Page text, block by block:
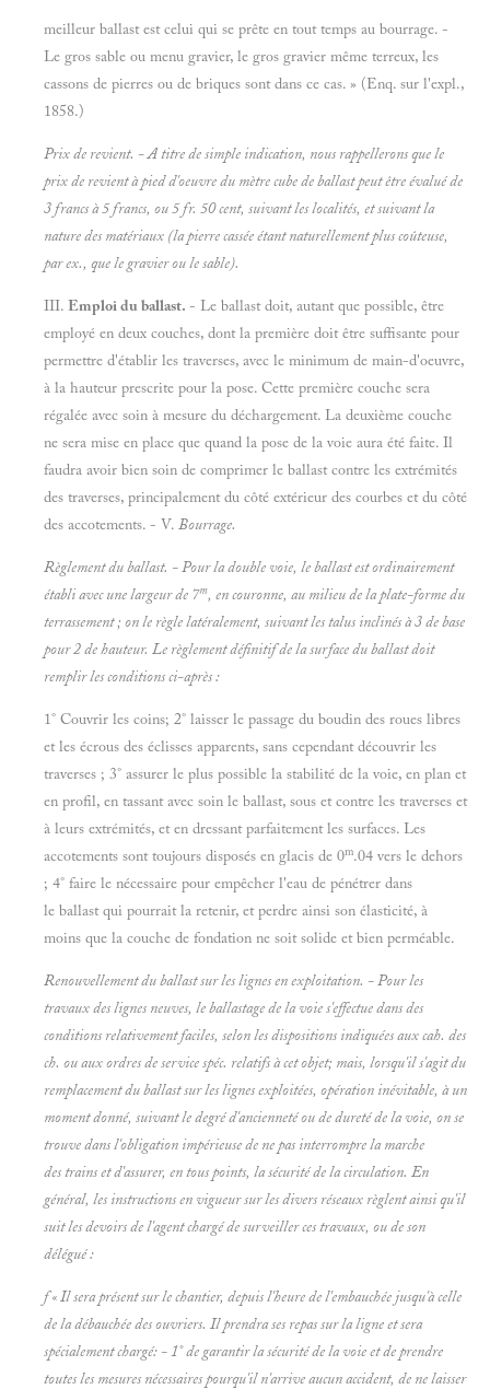
meilleur ballast est celui qui se prête en tout temps au bourrage. -
Le gros sable ou menu gravier, le gros gravier même terreux, les
cassons de pierres ou de briques sont dans ce cas. » (Enq. sur l'expl.,
1858.)
Prix de revient. - A titre de simple indication, nous rappellerons que le
prix de revient à pied d'oeuvre du mètre cube de ballast peut être évalué de
3 francs à 5 francs, ou 5 fr. 50 cent, suivant les localités, et suivant la
nature des matériaux (la pierre cassée étant naturellement plus coûteuse,
par ex., que le gravier ou le sable).
III. Emploi du ballast. - Le ballast doit, autant que possible, être
employé en deux couches, dont la première doit être suffisante pour
permettre d'établir les traverses, avec le minimum de main-d'oeuvre,
à la hauteur prescrite pour la pose. Cette première couche sera
régalée avec soin à mesure du déchargement. La deuxième couche
ne sera mise en place que quand la pose de la voie aura été faite. Il
faudra avoir bien soin de comprimer le ballast contre les extrémités
des traverses, principalement du côté extérieur des courbes et du côté
des accotements. - V. Bourrage.
Règlementduballast. - Pour la double voie, le ballast est ordinairement
établi avec une largeur de 7m, en couronne, au milieu de la plate-forme du
terrassement ; on le règle latéralement, suivant les talus inclinés à 3 de base
pour 2 de hauteur. Le règlement définitif de la surface du ballast doit
remplir les conditions ci-après :
1° Couvrir les coins; 2° laisser le passage du boudin des roues libres
et les écrous des éclisses apparents, sans cependant découvrir les
traverses ; 3° assurer le plus possible la stabilité de la voie, en plan et
en profil, en tassant avec soin le ballast, sous et contre les traverses et
à leurs extrémités, et en dressant parfaitement les surfaces. Les
accotements sont toujours disposés en glacis de 0m.04 vers le dehors
; 4° faire le nécessaire pour empêcher l'eau de pénétrer dans
le ballast qui pourrait la retenir, et perdre ainsi son élasticité, à
moins que la couche de fondation ne soit solide et bien perméable.
Renouvellement du ballast sur les lignes en exploitation. - Pour les
travaux deslignes neuves, le ballastage de la voie s'effectue dans des
conditions relativement faciles, selon les dispositions indiquées aux cah. des
ch. ou aux ordres de service spéc. relatifs à cet objet; mais, lorsqu'il s'agit du
remplacement du ballast sur les lignes exploitées, opération inévitable, à un
moment donné, suivant le degré d'ancienneté ou de dureté de la voie, on se
trouve dans l'obligation impérieuse de ne pas interrompre la marche
des trains et d'assurer, en tous points, la sécurité de la circulation. En
général, les instructions en vigueur sur les divers réseaux règlent ainsi qu'il
suit les devoirs de l'agent chargé de surveiller ces travaux, ou de son
délégué :
f « Il sera présent sur le chantier, depuis l'heure de l'embauchée jusqu'à celle
de la débauchée des ouvriers. Il prendra ses repas sur la ligne et sera
spécialement chargé: - 1° de garantir la sécurité de la voie et de prendre
toutes les mesures nécessaires pourqu'il n'arrive aucun accident, de ne laisser